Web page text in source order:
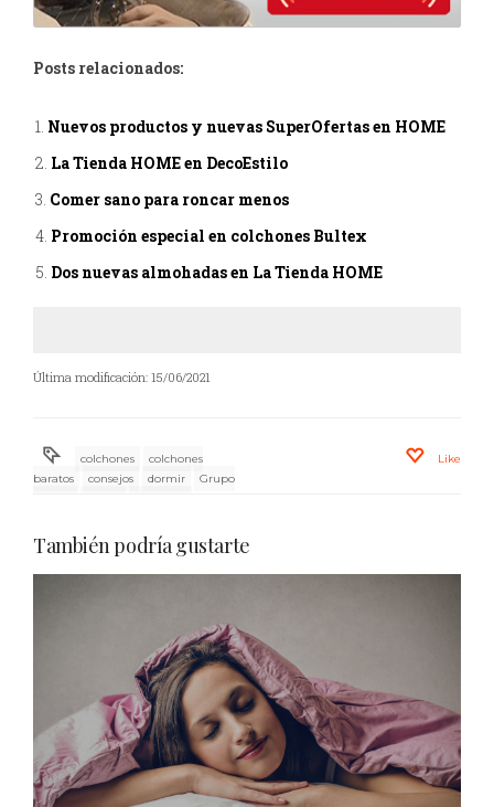
Posts relacionados:
Nuevos productos y nuevas SuperOfertas en HOME
La Tienda HOME en DecoEstilo
Comer sano para roncar menos
Promoción especial en colchones Bultex
Dos nuevas almohadas en La Tienda HOME
Última modificación: 15/06/2021
colchones
colchones
baratos
consejos dormir
Grupo
Pikolin
Pikolin Bultex
Like
También podría gustarte